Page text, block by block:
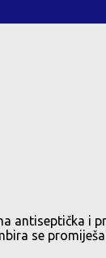
antiseptička i
se